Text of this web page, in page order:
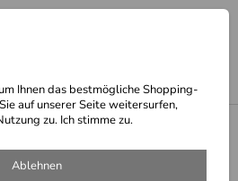
Ihnen das bestmögliche Shopping-
auf unserer Seite weitersurfen,
zu. Ich stimme zu.
Ablehnen
Blusen